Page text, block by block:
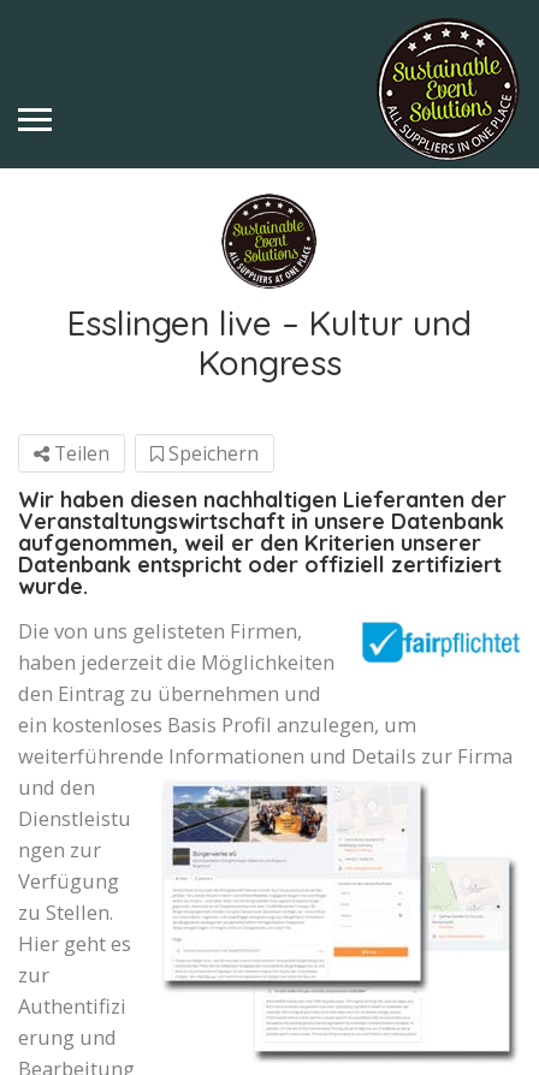
Esslingen live – Kultur und
Kongress
Teilen Speichern
Wir haben diesen nachhaltigen Lieferanten der
Veranstaltungswirtschaft in unsere Datenbank
aufgenommen, weil er den Kriterien unserer
Datenbank entspricht oder offiziell zertifiziert
wurde.
Die von uns gelisteten Firmen,
haben jederzeit die Möglichkeiten
den Eintrag zu übernehmen und
ein kostenloses Basis Profil anzulegen, um
weiterführende Informationen und Details zur Firma
und den
Dienstleistu
ngen zur
Verfügung
zu Stellen.
Hier geht es
zur
Authentifizi
erung und
Bearbeitung